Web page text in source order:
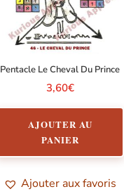
Pentacle Le Cheval Du Prince
3,60€
AJOUTER AU
PANIER
Ajouter aux favoris